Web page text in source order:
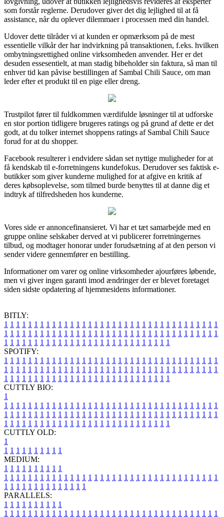
som forstår reglerne. Derudover giver det dig lejlighed til at få
assistance, når du oplever dilemmaer i processen med din handel.
Udover dette tilråder vi at kunden er opmærksom på de mest
essentielle vilkår der har indvirkning på transaktionen, f.eks. hvilken
ombytningsrettighed online virksomheden anvender. Her er det
desuden essesentielt, at man stadig bibeholder sin faktura, så man til
enhver tid kan påvise bestillingen af Sambal Chili Sauce, om man
leder efter et produkt til en pige eller dreng.
Trustpilot fører til fuldkommen værdifulde løsninger til at udforske
en stor portion tidligere brugeres ratings og på grund af dette er det
godt, at du tolker internet shoppens ratings af Sambal Chili Sauce
forud for at du shopper.
Facebook resulterer i endvidere sådan set nyttige muligheder for at
få kendskab til e-forretningens kundefokus. Derudover ses faktisk e-
butikker som giver kunderne mulighed for at afgive en kritik af
deres købsoplevelse, som tilmed burde benyttes til at danne dig et
indtryk af tilfredsheden hos kunderne.
Vores side er annoncefinansieret. Vi har et tæt samarbejde med en
gruppe online selskaber derved at vi publicerer forretningernes
tilbud, og modtager honorar under forudsætning af at den person vi
sender videre gennemfører en bestilling.
Informationer om varer og online virksomheder ajourføres løbende,
men vi giver ingen garanti imod ændringer der er blevet foretaget
siden sidste opdatering af hjemmesidens informationer.
BITLY:
1 1 1 1 1 1 1 1 1 1 1 1 1 1 1 1 1 1 1 1 1 1 1 1 1 1 1 1 1 1 1 1 1 1 1 1
1 1 1 1 1 1 1 1 1 1 1 1 1 1 1 1 1 1 1 1 1 1 1 1 1 1 1 1 1 1 1 1 1 1 1 1
1 1 1 1 1 1 1 1 1 1 1 1 1 1 1 1 1 1 1 1 1 1 1 1 1 1 1 1
SPOTIFY:
1 1 1 1 1 1 1 1 1 1 1 1 1 1 1 1 1 1 1 1 1 1 1 1 1 1 1 1 1 1 1 1 1 1 1 1
1 1 1 1 1 1 1 1 1 1 1 1 1 1 1 1 1 1 1 1 1 1 1 1 1 1 1 1 1 1 1 1 1 1 1 1
1 1 1 1 1 1 1 1 1 1 1 1 1 1 1 1 1 1 1 1 1 1 1 1 1 1 1 1
CUTTLY BIO:
1
1 1 1 1 1 1 1 1 1 1 1 1 1 1 1 1 1 1 1 1 1 1 1 1 1 1 1 1 1 1 1 1 1 1 1 1
1 1 1 1 1 1 1 1 1 1 1 1 1 1 1 1 1 1 1 1 1 1 1 1 1 1 1 1 1 1 1 1 1 1 1 1
1 1 1 1 1 1 1 1 1 1 1 1 1 1 1 1 1 1 1 1 1 1 1 1 1 1 1 1
CUTTLY OLD:
1
1 1 1 1 1 1 1 1 1 1
MEDIUM:
1 1 1 1 1 1 1 1 1 1
1 1 1 1 1 1 1 1 1 1 1 1 1 1 1 1 1 1 1 1 1 1 1 1 1 1 1 1 1 1 1 1 1 1 1 1
1 1 1 1 1 1 1 1 1 1 1 1 1 1
PARALLELS:
1 1 1 1 1 1 1 1 1 1
1 1 1 1 1 1 1 1 1 1 1 1 1 1 1 1 1 1 1 1 1 1 1 1 1 1 1 1 1 1 1 1 1 1 1 1